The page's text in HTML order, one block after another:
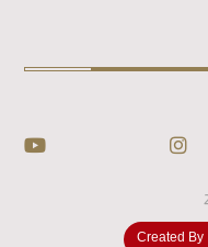
Created By